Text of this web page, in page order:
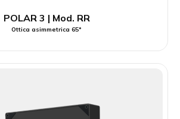
POLAR 3 | Mod. RR
Ottica asimmetrica 65°